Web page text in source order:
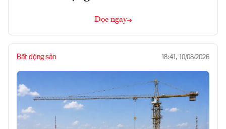
Đọc ngay
Bất động sản 18:41, 10/08/2026